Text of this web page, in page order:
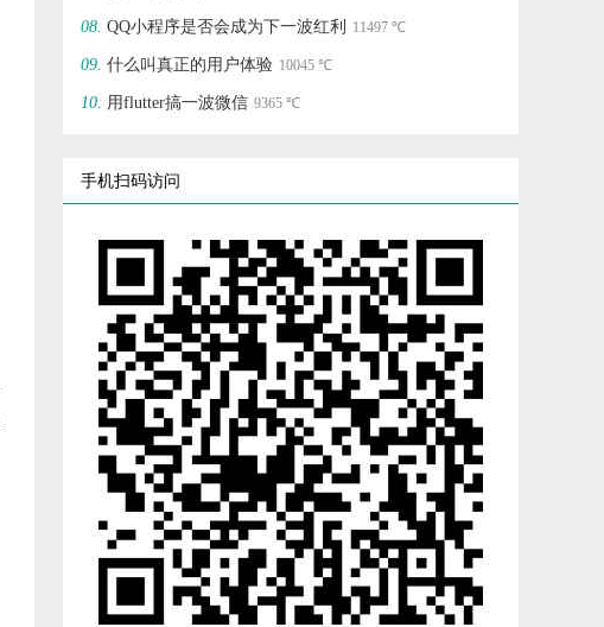
QQ小程序是否会成为下一波红利 11497 ℃
什么叫真正的用户体验 10045 ℃
用flutter搞一波微信 9365 ℃
手机扫码访问